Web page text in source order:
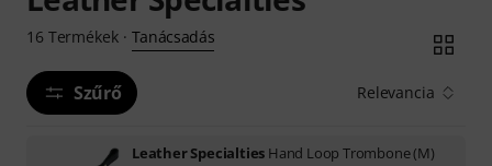
16 Termékek· Tanácsadás
Szűrő Relevancia
Leather Specialties Hand Loop Trombone (M)